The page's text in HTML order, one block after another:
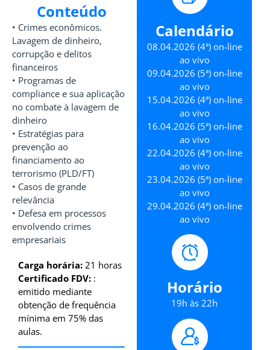
Conteúdo
• Crimes econômicos.
Lavagem de dinheiro,
corrupção e delitos
financeiros
• Programas de
compliance e sua aplicação
no combate à lavagem de
dinheiro
• Estratégias para
prevenção ao
financiamento ao
terrorismo (PLD/FT)
• Casos de grande
relevância
• Defesa em processos
envolvendo crimes
empresariais
Carga horária: 21 horas
Certificado FDV: :
emitido mediante
obtenção de frequência
mínima em 75% das
aulas.
Calendário
08.04.2026 (4ª) on-line
ao vivo
09.04.2026 (5ª) on-line
ao vivo
15.04.2026 (4ª) on-line
ao vivo
16.04.2026 (5ª) on-line
ao vivo
22.04.2026 (4ª) on-line
ao vivo
23.04.2026 (5ª) on-line
ao vivo
29.04.2026 (4ª) on-line
ao vivo
Horário
19h às 22h